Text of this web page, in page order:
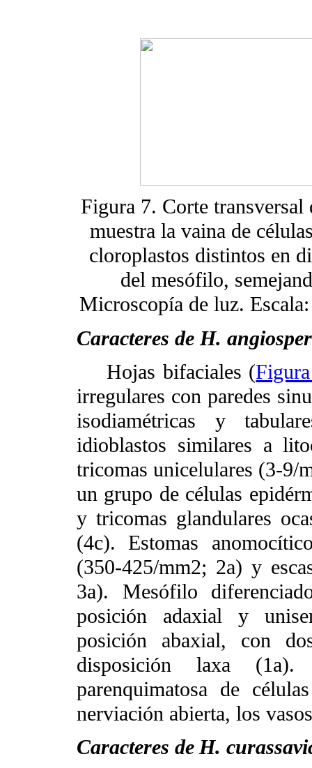
Figura 7. Corte
muestra la vaina de
cloroplastos distintos en
del mesófilo,
Microscopía de luz.
Caracteres de H.
Hojas bifaciales (
irregulares con paredes
isodiamétricas y
idioblastos similares a
tricomas unicelulares (3-9/
un grupo de células
y tricomas glandulares
(4c). Estomas
(350-425/mm2; 2a) y
3a). Mesófilo
posición adaxial y
posición abaxial, con
disposición laxa (1a).
parenquimatosa de
nerviación abierta, los
Caracteres de H.